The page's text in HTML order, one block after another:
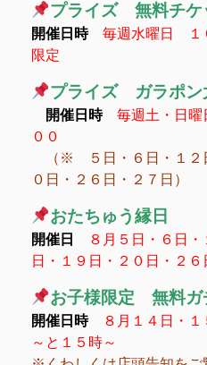
プライズ 無料チケ
開催日時 毎週水曜日 １
限定
プライズ ガラポン
開催日時毎週土・日曜
００
（※ ５日・６日・１２
０日・２６日・２７日）
おたちゅう縁日
開催日
８月５日・６日
日・１９日・２０日・２６
お子様限定 無料ガ
開催日時８月１４日・
～と１５時～